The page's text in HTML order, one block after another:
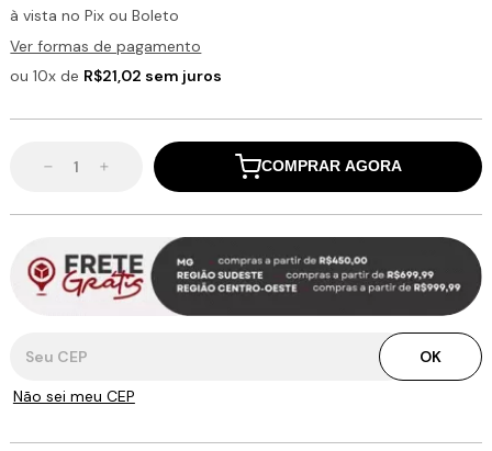
à vista no Pix ou Boleto
Ver formas de pagamento
ou 10x de R$21,02 sem juros
COMPRAR AGORA
OK
Não sei meu CEP